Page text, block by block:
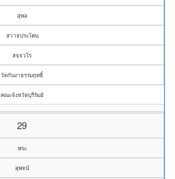
สุพล
สวายประโคน
สจฺจวโร
วัดกันงาธรรมฤทธิ์
คณะจังหวัดบุรีรัมย์
29
พระ
สุพจน์